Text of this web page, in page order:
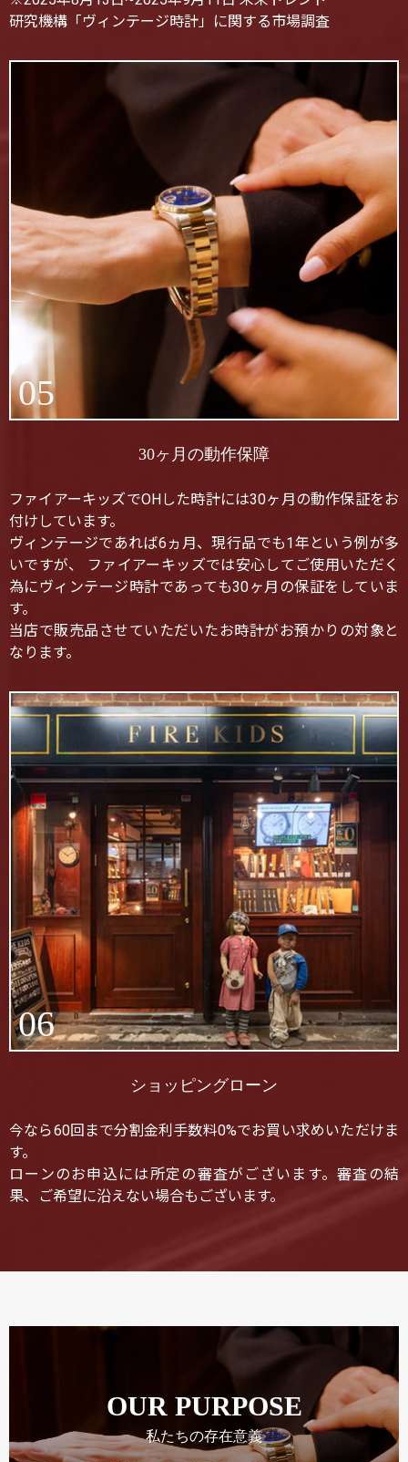
研究機構「ヴィンテージ時計」に関する市場調査
05
30ヶ月の動作保障
ファイアーキッズでOHした時計には30ヶ月の動作保証をお
付けしています。
ヴィンテージであれば6ヵ月、現行品でも1年という例が多
いですが、 ファイアーキッズでは安心してご使用いただく
為にヴィンテージ時計であっても30ヶ月の保証をしていま
す。
当店で販売品させていただいたお時計がお預かりの対象と
なります。
06
ショッピングローン
今なら60回まで分割金利手数料0%でお買い求めいただけま
す。
ローンのお申込には所定の審査がございます。審査の結
果、ご希望に沿えない場合もございます。
OUR PURPOSE
私たちの存在意義